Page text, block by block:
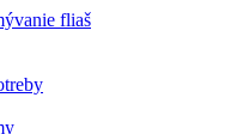
fliaš